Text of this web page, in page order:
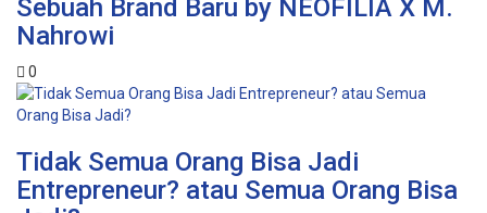
Sebuah Brand Baru by NEOFILIA X M.
Nahrowi
0
Tidak Semua Orang Bisa Jadi
Entrepreneur? atau Semua Orang Bisa